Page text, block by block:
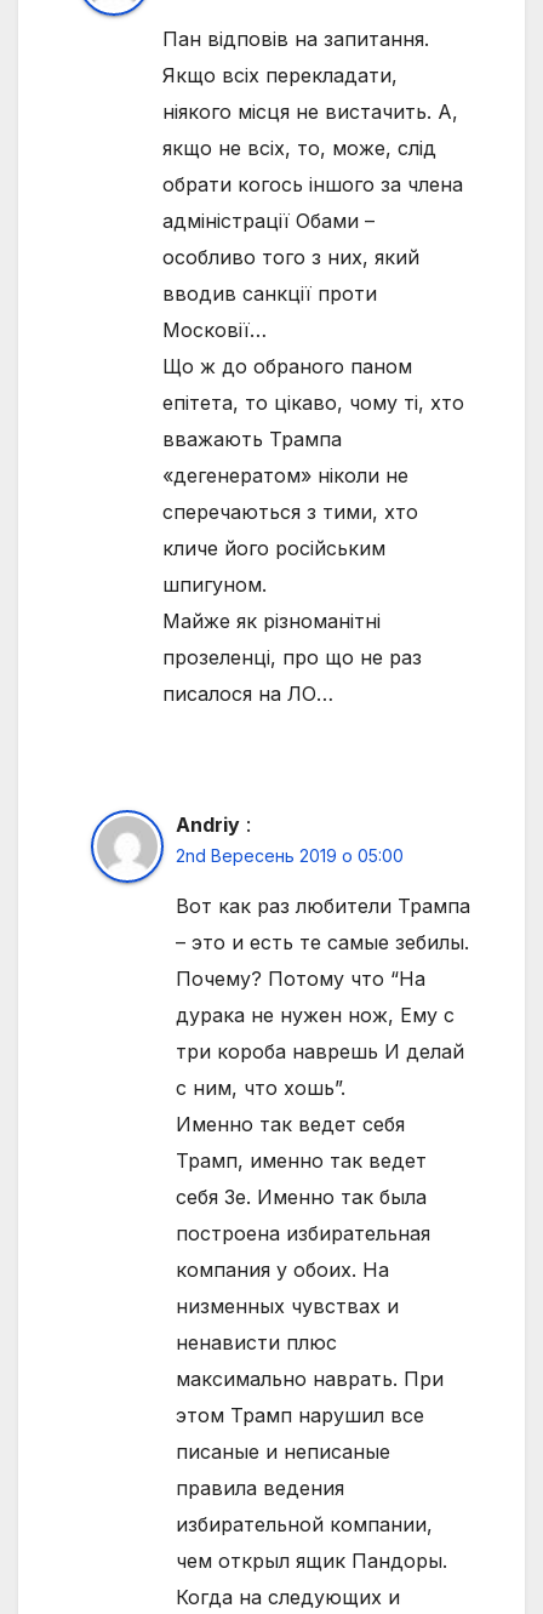
Пан відповів на запитання.
Якщо всіх перекладати,
ніякого місця не вистачить. А,
якщо не всіх, то, може, слід
обрати когось іншого за члена
адміністрації Обами –
особливо того з них, який
вводив санкції проти
Московії…
Що ж до обраного паном
епітета, то цікаво, чому ті, хто
вважають Трампа
«дегенератом» ніколи не
сперечаються з тими, хто
кличе його російським
шпигуном.
Майже як різноманітні
прозеленці, про що не раз
писалося на ЛО…
Andriy :
2nd Вересень 2019 о 05:00
Вот как раз любители Трампа
– это и есть те самые зебилы.
Почему? Потому что “На
дурака не нужен нож, Ему с
три короба наврешь И делай
с ним, что хошь”.
Именно так ведет себя
Трамп, именно так ведет
себя Зе. Именно так была
построена избирательная
компания у обоих. На
низменных чувствах и
ненависти плюс
максимально наврать. При
этом Трамп нарушил все
писаные и неписаные
правила ведения
избирательной компании,
чем открыл ящик Пандоры.
Когда на следующих и